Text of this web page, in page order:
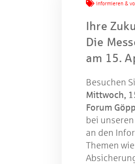
informieren &
Ihre
Die
am 15.
Besuchen
Mittwoch,
Forum
bei
an den
Themen